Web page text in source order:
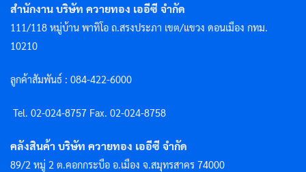
สำนักงาน บริษัท ควายทอง เออีซี จำกัด
111/118 หมู่บ้าน พาทิโอ ถ.สรงประภา เขต/แขวง ดอนเมือง กทม.
10210
ลูกค้าสัมพันธ์ : 084-422-6000
Tel. 02-024-8757 Fax. 02-024-8758
คลังสินค้า บริษัท ควายทอง เออีซี จำกัด
89/2 หมู่ 2 ต.คอกกระบือ อ.เมือง จ.สมุทรสาคร 74000